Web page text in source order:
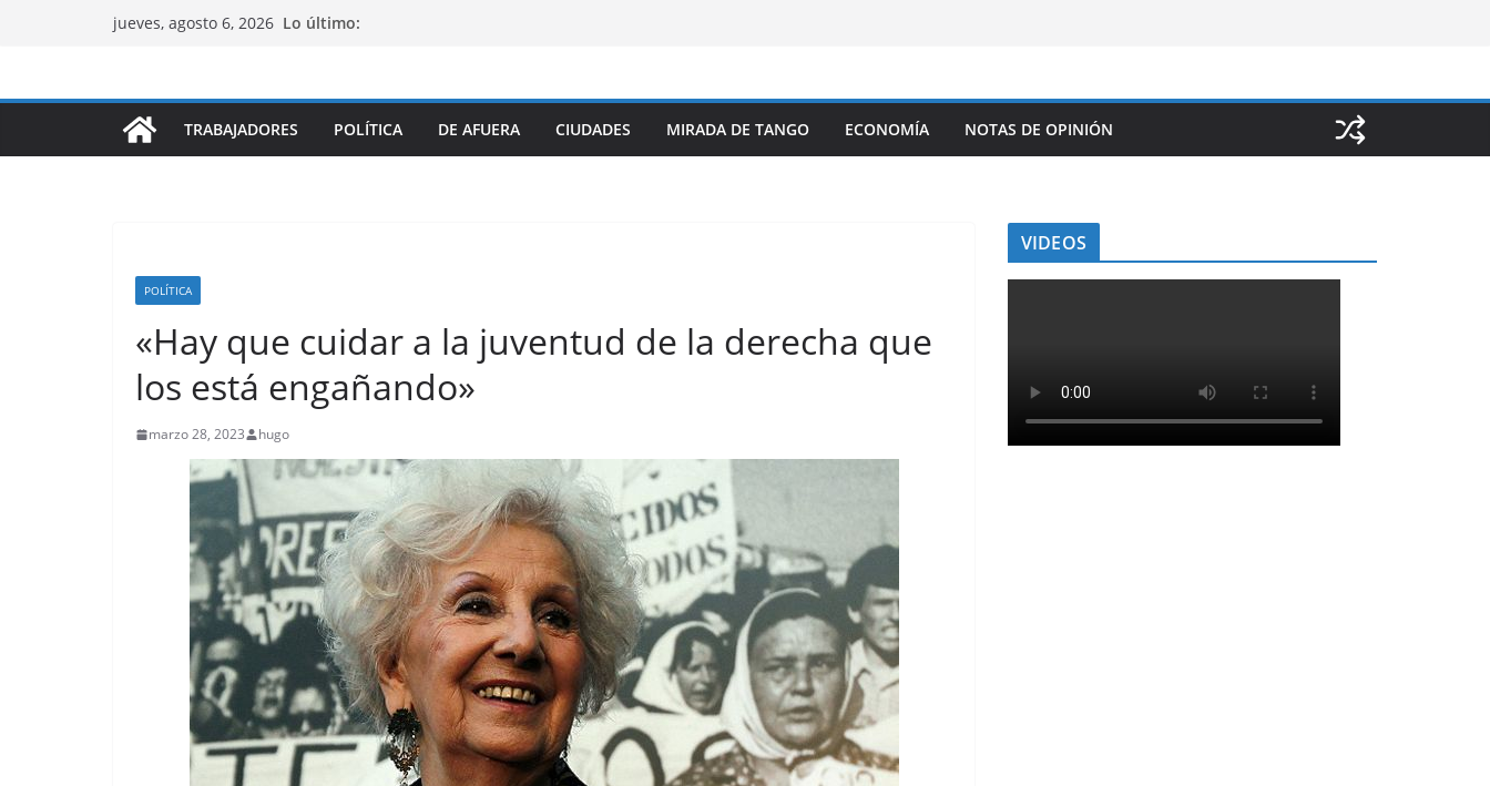
jueves, agosto 6, 2026 Lo último:
TRABAJADORES POLÍTICA DE AFUERA CIUDADES MIRADA DE TANGO ECONOMÍA NOTAS DE OPINIÓN
POLÍTICA
«Hay que cuidar a la juventud de la derecha que
los está engañando»
marzo 28, 2023 hugo
VIDEOS